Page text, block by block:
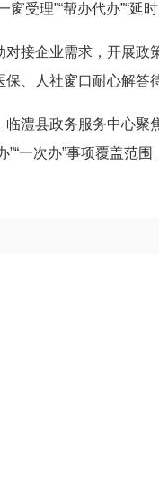
受理”“帮办代办”“延
接企业需求，开展
、人社窗口耐心解答
澧县政务服务中心聚
”“一次办”事项覆盖